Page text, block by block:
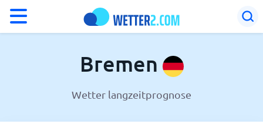
Wetter in Bremen
Bremen
Wetter langzeitprognose